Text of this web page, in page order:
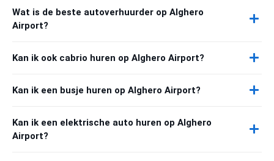
Wat is de beste autoverhuurder op Alghero
Airport?
Kan ik ook cabrio huren op Alghero Airport?
Kan ik een busje huren op Alghero Airport?
Kan ik een elektrische auto huren op Alghero
Airport?